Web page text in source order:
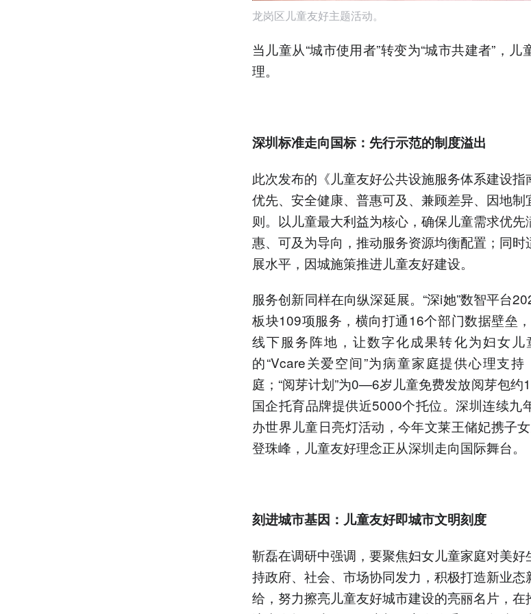
龙岗区儿童友好主题活动。
当儿童从“城市使用者”转变为“城市共建者”，
理。
深圳标准走向国标：先行示范的制度溢出
此次发布的《儿童友好公共设施服务体系建设
优先、安全健康、普惠可及、兼顾差异、因地
则。以儿童最大利益为核心，确保儿童需求优
惠、可及为导向，推动服务资源均衡配置；同
展水平，因城施策推进儿童友好建设。
服务创新同样在向纵深延展。“深i她”数智平台
板块109项服务，横向打通16个部门数据壁垒
线下服务阵地，让数字化成果转化为妇女
的“Vcare关爱空间”为病童家庭提供心理支
庭；“阅芽计划”为0—6岁儿童免费发放阅芽包约
国企托育品牌提供近5000个托位。深圳连续九
办世界儿童日亮灯活动，今年文莱王储妃携子
登珠峰，儿童友好理念正从深圳走向国际舞台。
刻进城市基因：儿童友好即城市文明刻度
靳磊在调研中强调，要聚焦妇女儿童家庭对美
持政府、社会、市场协同发力，积极打造新业
给，努力擦亮儿童友好城市建设的亮丽名片，